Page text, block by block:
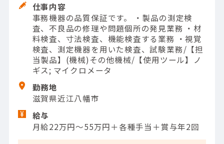
仕事内容
事務機器の品質保証です。 ・製品の測定検
査、不良品の修理や問題個所の発見業務 ・材
料検査、寸法検査、機能検査する業務 ・視覚
検査、測定機器を用いた検査、試験業務/【担
当製品】(機械)その他機械/【使用ツール】ノ
ギス; マイクロメータ
勤務地
滋賀県近江八幡市
給与
月給22万円～55万円＋各種手当＋賞与年2回